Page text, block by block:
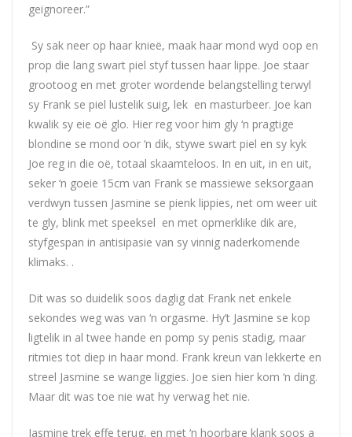
geignoreer.”
Sy sak neer op haar knieë, maak haar mond wyd oop en
prop die lang swart piel styf tussen haar lippe. Joe staar
grootoog en met groter wordende belangstelling terwyl
sy Frank se piel lustelik suig, lek en masturbeer. Joe kan
kwalik sy eie oë glo. Hier reg voor him gly ‘n pragtige
blondine se mond oor ‘n dik, stywe swart piel en sy kyk
Joe reg in die oë, totaal skaamteloos. In en uit, in en uit,
seker ‘n goeie 15cm van Frank se massiewe seksorgaan
verdwyn tussen Jasmine se pienk lippies, net om weer uit
te gly, blink met speeksel en met opmerklike dik are,
styfgespan in antisipasie van sy vinnig naderkomende
klimaks. .
Dit was so duidelik soos daglig dat Frank net enkele
sekondes weg was van ‘n orgasme. Hy’t Jasmine se kop
ligtelik in al twee hande en pomp sy penis stadig, maar
ritmies tot diep in haar mond. Frank kreun van lekkerte en
streel Jasmine se wange liggies. Joe sien hier kom ‘n ding.
Maar dit was toe nie wat hy verwag het nie.
Jasmine trek effe terug, en met ‘n hoorbare klank soos a